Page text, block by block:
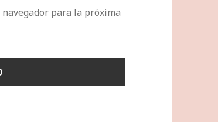
para la próxima